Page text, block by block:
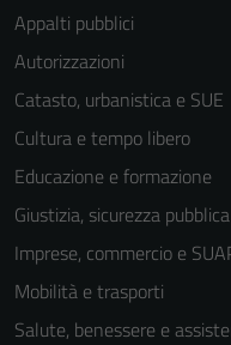
Appalti pubblici
Autorizzazioni
Catasto, urbanistica e SUE
Cultura e tempo libero
Educazione e formazione
Giustizia, sicurezza
Imprese, commercio e
Mobilità e trasporti
Salute, benessere e